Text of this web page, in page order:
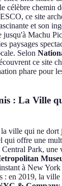
célèbre chemin
ce site
et son
jusqu'à Machu
paysages
Selon
ce site
phare pour
: La Ville
ville qui ne dort
qui offre une
Park, une
à New
: en 2019, la